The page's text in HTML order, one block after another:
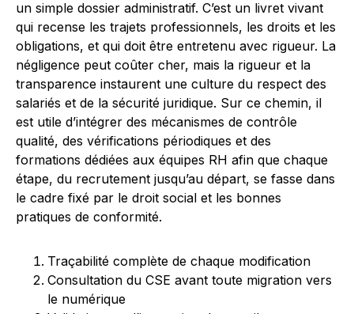
un simple dossier administratif. C’est un livret vivant
qui recense les trajets professionnels, les droits et les
obligations, et qui doit être entretenu avec rigueur. La
négligence peut coûter cher, mais la rigueur et la
transparence instaurent une culture du respect des
salariés et de la sécurité juridique. Sur ce chemin, il
est utile d’intégrer des mécanismes de contrôle
qualité, des vérifications périodiques et des
formations dédiées aux équipes RH afin que chaque
étape, du recrutement jusqu’au départ, se fasse dans
le cadre fixé par le droit social et les bonnes
pratiques de conformité.
Traçabilité complète de chaque modification
Consultation du CSE avant toute migration vers
le numérique